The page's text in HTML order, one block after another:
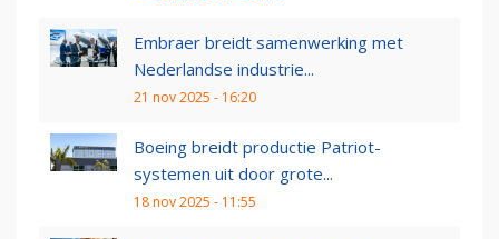
Embraer breidt samenwerking met
Nederlandse industrie...
21 nov 2025 - 16:20
Boeing breidt productie Patriot-
systemen uit door grote...
18 nov 2025 - 11:55